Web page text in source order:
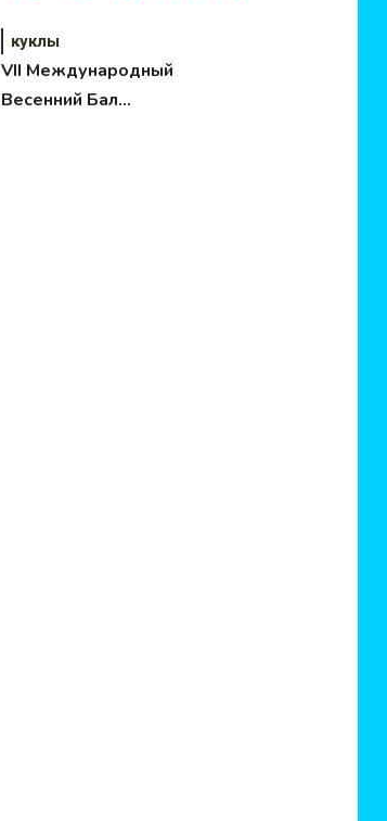
куклы
VII Международный
Весенний Бал